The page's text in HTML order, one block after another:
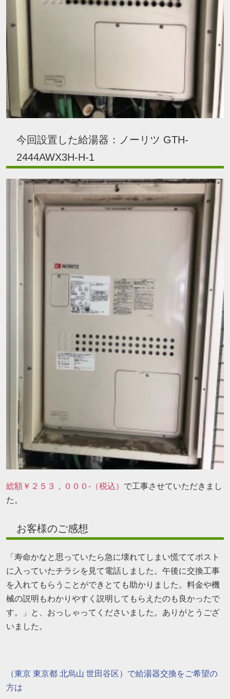
今回設置した給湯器：ノーリツ GTH-
2444AWX3H-H-1
総額￥２５３，０００-（税込） で工事させていただきまし
た。
お客様のご感想
「寿命かなと思っていたら急に壊れてしまい慌ててポスト
に入っていたチラシを見て電話しました。午後に交換工事
を入れてもらうことができとても助かりました。料金や機
械の説明もわかりやすく説明してもらえたのも良かったで
す。」と、おっしゃってくださいました。ありがとうござ
いました。
（東京 東京都 北烏山 世田谷区）で給湯器交換をご希望の
方は